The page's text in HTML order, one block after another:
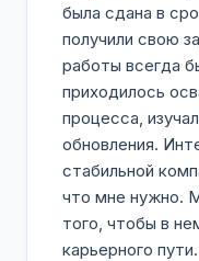
была сдана в
получили свою
работы всегда
приходилось
процесса,
обновления.
стабильной
что мне нужно.
того, чтобы в
карьерного пути.